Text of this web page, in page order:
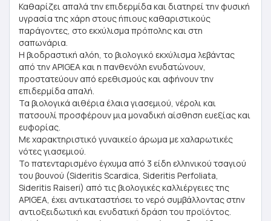
Καθαρίζει απαλά την επιδερμίδα και διατηρεί την φυσική
υγρασία της χάρη στους ήπιους καθαριστικούς
παράγοντες, στο εκχύλισμα πρόπολης και στη
σαπωνάρια.
Η βιοδραστική αλόη, το βιολογικό εκχύλισμα λεβάντας
από την APIGEA και η πανθενόλη ενυδατώνουν,
προστατεύουν από ερεθισμούς και αφήνουν την
επιδερμίδα απαλή.
Τα βιολογικά αιθέρια έλαια γιασεμιού, νέρολι και
πατσουλί προσφέρουν μια μοναδική αίσθηση ευεξίας και
ευφορίας.
Με χαρακτηριστικό γυναικείο άρωμα με χαλαρωτικές
νότες γιασεμιού.
Το πατενταρισμένο έγχυμα από 3 είδη ελληνικού τσαγιού
του βουνού (Sideritis Scardica, Sideritis Perfoliata,
Sideritis Raiseri) από τις βιολογικές καλλιέργειες της
APIGEA, έχει αντικαταστήσει το νερό συμβάλλοντας στην
αντιοξειδωτική και ενυδατική δράση του προϊόντος.